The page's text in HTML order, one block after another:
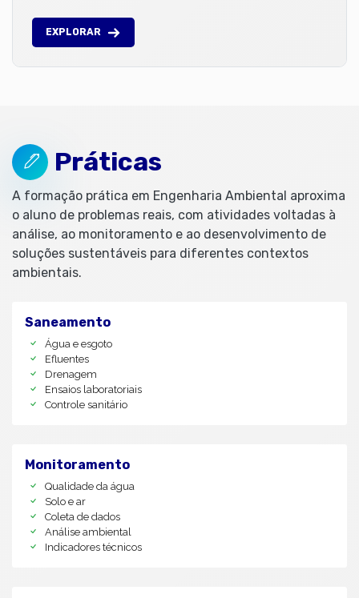
EXPLORAR
Práticas
A formação prática em Engenharia Ambiental aproxima
o aluno de problemas reais, com atividades voltadas à
análise, ao monitoramento e ao desenvolvimento de
soluções sustentáveis para diferentes contextos
ambientais.
Saneamento
Água e esgoto
Efluentes
Drenagem
Ensaios laboratoriais
Controle sanitário
Monitoramento
Qualidade da água
Solo e ar
Coleta de dados
Análise ambiental
Indicadores técnicos